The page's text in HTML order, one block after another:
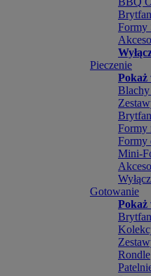
Formy
Pieczenie
Pokaż
Blachy
Formy
Formy
Mini-
Gotowanie
Pokaż
Rondle